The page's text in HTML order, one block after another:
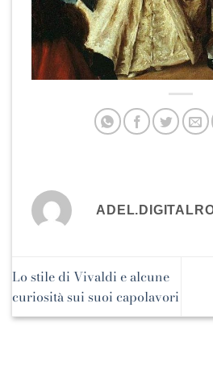
Lo stile di Vivaldi e alcune
curiosità sui suoi capolavori